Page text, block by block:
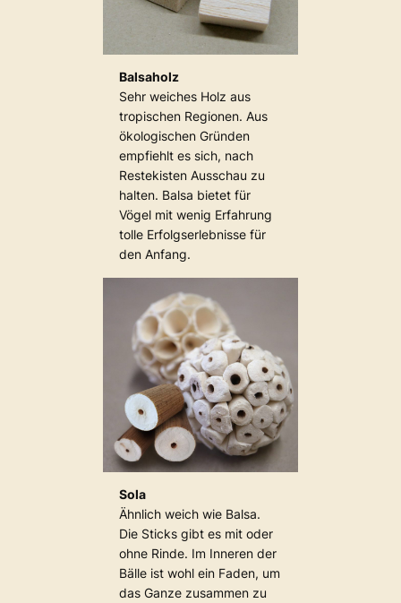
Balsaholz
Sehr weiches Holz aus
tropischen Regionen. Aus
ökologischen Gründen
empfiehlt es sich, nach
Restekisten Ausschau zu
halten. Balsa bietet für
Vögel mit wenig Erfahrung
tolle Erfolgserlebnisse für
den Anfang.
Sola
Ähnlich weich wie Balsa.
Die Sticks gibt es mit oder
ohne Rinde. Im Inneren der
Bälle ist wohl ein Faden, um
das Ganze zusammen zu